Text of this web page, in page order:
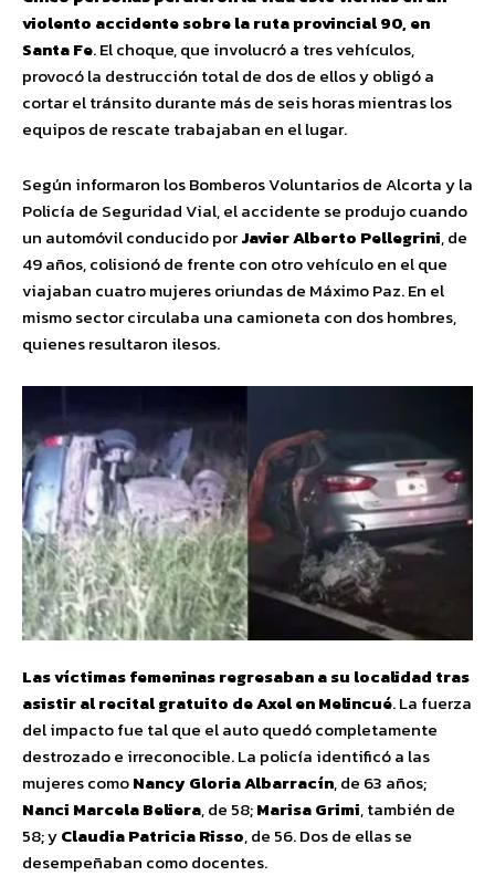
violento accidente sobre la ruta provincial 90, en
Santa Fe. El choque, que involucró a tres vehículos,
provocó la destrucción total de dos de ellos y obligó a
cortar el tránsito durante más de seis horas mientras los
equipos de rescate trabajaban en el lugar.
Según informaron los Bomberos Voluntarios de Alcorta y la
Policía de Seguridad Vial, el accidente se produjo cuando
un automóvil conducido porJavier Alberto Pellegrini, de
49 años, colisionó de frente con otro vehículo en el que
viajaban cuatro mujeres oriundas de Máximo Paz. En el
mismo sector circulaba una camioneta con dos hombres,
quienes resultaron ilesos.
Las víctimas femeninas regresaban a su localidad tras
asistir al recital gratuito de Axel en Melincué. La fuerza
del impacto fue tal que el auto quedó completamente
destrozado e irreconocible. La policía identificó a las
mujeres comoNancy Gloria Albarracín, de 63 años;
Nanci Marcela Beliera, de 58;Marisa Grimi, también de
58; yClaudia Patricia Risso, de 56. Dos de ellas se
desempeñaban como docentes.